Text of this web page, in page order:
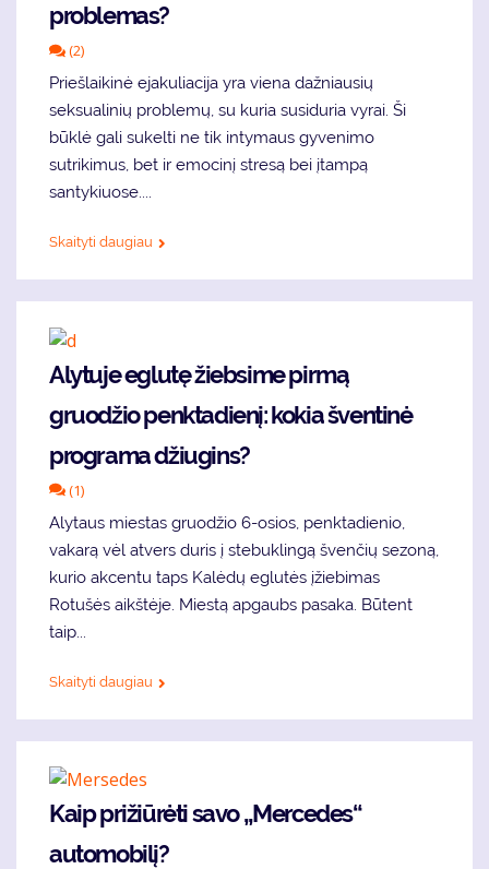
problemas?
(2)
Priešlaikinė ejakuliacija yra viena dažniausių
seksualinių problemų, su kuria susiduria vyrai. Ši
būklė gali sukelti ne tik intymaus gyvenimo
sutrikimus, bet ir emocinį stresą bei įtampą
santykiuose....
Skaityti daugiau
Alytuje eglutę žiebsime pirmą
gruodžio penktadienį: kokia šventinė
programa džiugins?
(1)
Alytaus miestas gruodžio 6-osios, penktadienio,
vakarą vėl atvers duris į stebuklingą švenčių sezoną,
kurio akcentu taps Kalėdų eglutės įžiebimas
Rotušės aikštėje. Miestą apgaubs pasaka. Būtent
taip...
Skaityti daugiau
Kaip prižiūrėti savo „Mercedes“
automobilį?